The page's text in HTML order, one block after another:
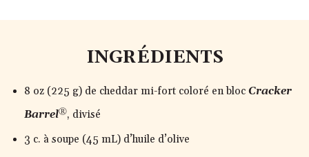
INGRÉDIENTS
8 oz (225 g) de cheddar mi-fort coloré en bloc Cracker
Barrel®, divisé
3 c. à soupe (45 mL) d’huile d’olive